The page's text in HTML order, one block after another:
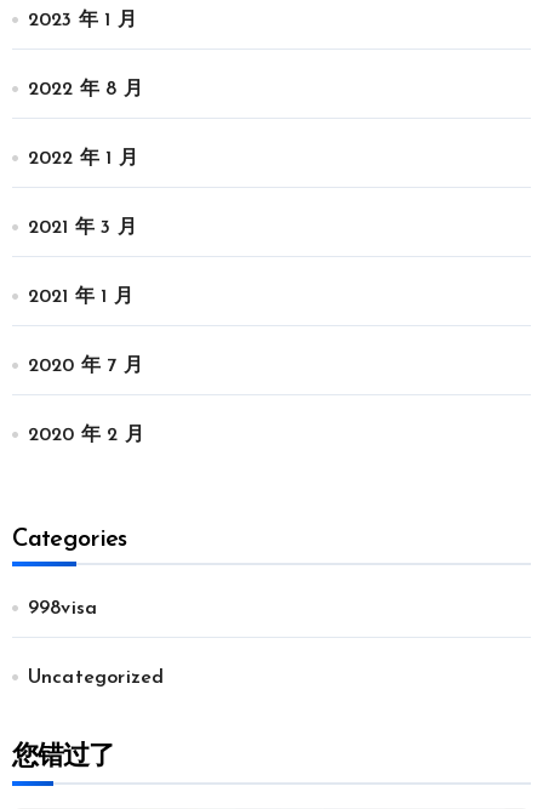
2023 年 1 月
2022 年 8 月
2022 年 1 月
2021 年 3 月
2021 年 1 月
2020 年 7 月
2020 年 2 月
Categories
998visa
Uncategorized
您错过了